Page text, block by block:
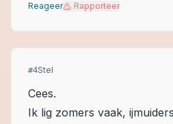
Reageer Rapporteer
#4Stel
Cees.
Ik lig zomers vaak,